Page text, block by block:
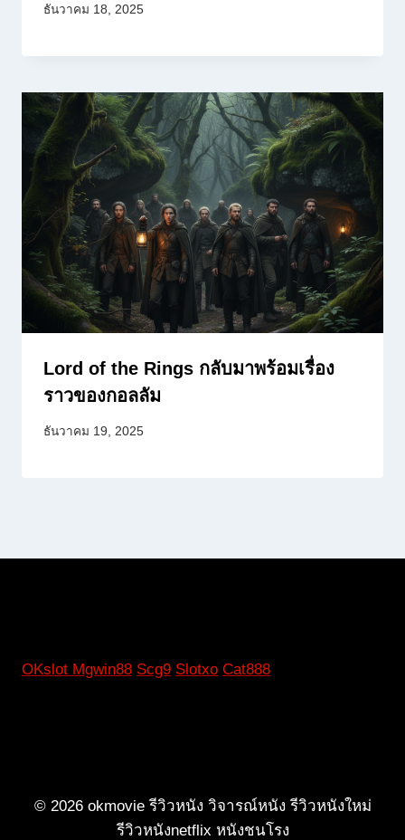
ธันวาคม 18, 2025
Lord of the Rings กลับมาพร้อมเรื่อง
ราวของกอลลัม
ธันวาคม 19, 2025
OKslot Mgwin88 Scg9 Slotxo Cat888
© 2026 okmovie รีวิวหนัง วิจารณ์หนัง รีวิวหนังใหม่
รีวิวหนังnetflix หนังชนโรง